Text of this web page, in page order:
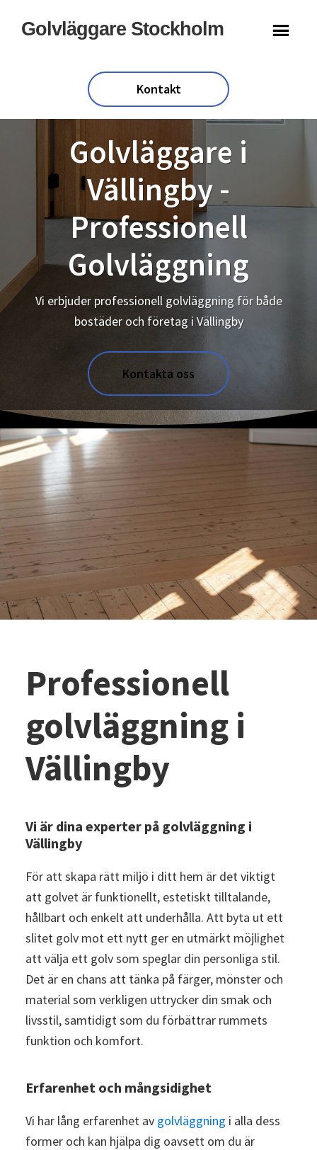
Golvläggare Stockholm
Kontakt
Golvläggare i
Vällingby -
Professionell
Golvläggning
Vi erbjuder professionell golvläggning för både
bostäder och företag i Vällingby
Kontakta oss
Professionell
golvläggning i
Vällingby
Vi är dina experter på golvläggning i
Vällingby
För att skapa rätt miljö i ditt hem är det viktigt
att golvet är funktionellt, estetiskt tilltalande,
hållbart och enkelt att underhålla. Att byta ut ett
slitet golv mot ett nytt ger en utmärkt möjlighet
att välja ett golv som speglar din personliga stil.
Det är en chans att tänka på färger, mönster och
material som verkligen uttrycker din smak och
livsstil, samtidigt som du förbättrar rummets
funktion och komfort.
Erfarenhet och mångsidighet
Vi har lång erfarenhet av golvläggning i alla dess
former och kan hjälpa dig oavsett om du är